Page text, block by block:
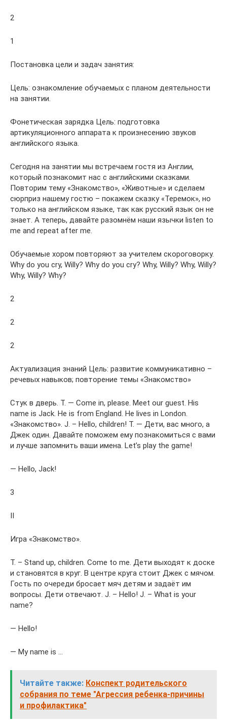
2
1
Постановка цели и задач занятия:
Цель: ознакомление обучаемых с планом деятельности
на занятии.
Фонетическая зарядка Цель: подготовка
артикуляционного аппарата к произнесению звуков
английского языка.
Сегодня на занятии мы встречаем гостя из Англии,
который познакомит нас с английскими сказками.
Повторим тему «Знакомство», «Животные» и сделаем
сюрприз нашему гостю – покажем сказку «Теремок», но
только на английском языке, так как русский язык он не
знает. А теперь, давайте разомнём наши язычки listen to
me and repeat after me.
Обучаемые хором повторяют за учителем скороговорку.
Why do you cry, Willy? Why do you cry? Why, Willy? Why, Willy?
Why, Willy? Why?
2
2
2
Актуализация знаний Цель: развитие коммуникативно –
речевых навыков; повторение темы «Знакомство»
Стук в дверь. T. — Сome in, please. Meet our guest. His
name is Jack. He is from England. He lives in London.
«Знакомство». J. – Hello, children! Т. — Дети, вас много, а
Джек один. Давайте поможем ему познакомиться с вами
и лучше запомнить ваши имена. Let’s play the game!
— Hello, Jack!
3
II
Игра «Знакомство».
Т. – Stand up, children. Come to me. Дети выходят к доске
и становятся в круг. В центре круга стоит Джек с мячом.
Гость по очереди бросает мяч детям и задаёт им
вопросы. Дети отвечают. J. – Hello! J. – What is your
name?
— Hello!
— My name is …
Читайте также: Конспект родительского
собрания по теме "Агрессия ребенка-причины
и профилактика"